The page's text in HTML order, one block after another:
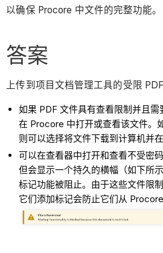
以确保 Procore 中文件的完整功能。
答案
上传到项目文档管理工具的受限
如果 PDF 文件具有查看限制并且
在 Procore 中打开或查看该文件。
则可以选择将文件下载到计算机并
可以在查看器中打开和查看不受密
但会显示一个持久的横幅（如下所
标记功能被阻止。由于这些文件限
它们添加标记会防止它们从 Procore